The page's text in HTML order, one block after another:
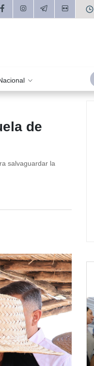
de
salvaguardar la